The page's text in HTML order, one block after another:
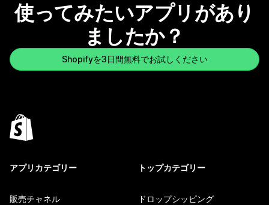
使ってみたいアプリがあり
ましたか？
Shopifyを3日間無料でお試しください
アプリカテゴリー
販売チャネル
トップカテゴリー
ドロップシッピング